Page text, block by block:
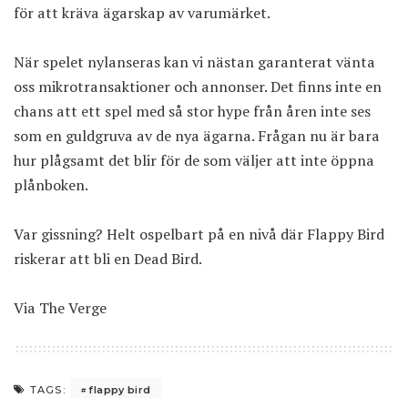
för att kräva ägarskap av varumärket.
När spelet nylanseras kan vi nästan garanterat vänta
oss mikrotransaktioner och annonser. Det finns inte en
chans att ett spel med så stor hype från åren inte ses
som en guldgruva av de nya ägarna. Frågan nu är bara
hur plågsamt det blir för de som väljer att inte öppna
plånboken.
Var gissning? Helt ospelbart på en nivå där Flappy Bird
riskerar att bli en Dead Bird.
Via The Verge
TAGS: flappy bird